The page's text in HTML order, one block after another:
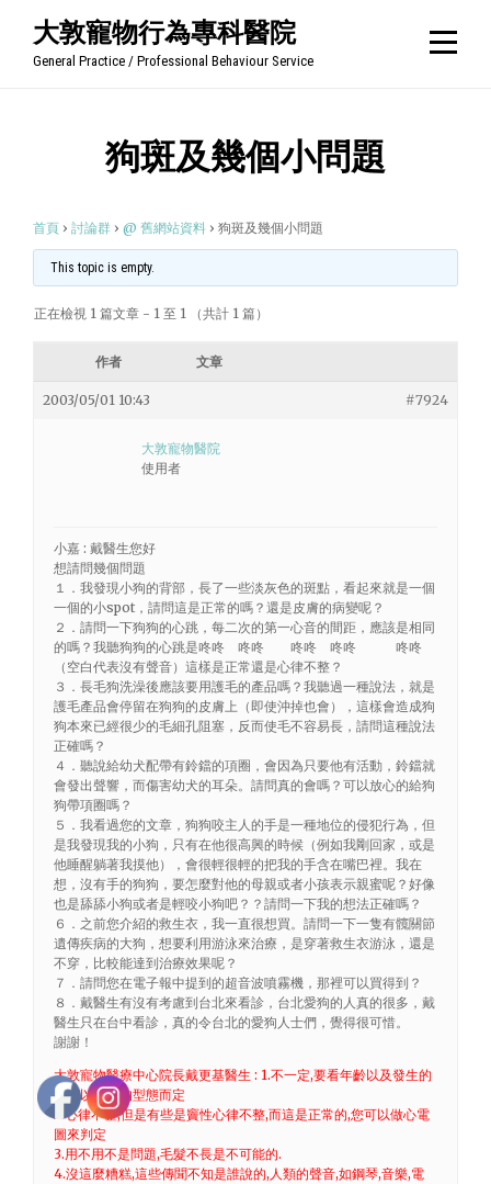
大敦寵物行為專科醫院
General Practice / Professional Behaviour Service
狗斑及幾個小問題
首頁 › 討論群 › @ 舊網站資料 › 狗斑及幾個小問題
This topic is empty.
正在檢視 1 篇文章 - 1 至 1 （共計 1 篇）
作者 文章
2003/05/01 10:43 #7924
大敦寵物醫院
使用者
小嘉 : 戴醫生您好
想請問幾個問題
１．我發現小狗的背部，長了一些淡灰色的斑點，看起來就是一個
一個的小spot，請問這是正常的嗎？還是皮膚的病變呢？
２．請問一下狗狗的心跳，每二次的第一心音的間距，應該是相同
的嗎？我聽狗狗的心跳是咚咚 咚咚 咚咚 咚咚 咚咚
（空白代表沒有聲音）這樣是正常還是心律不整？
３．長毛狗洗澡後應該要用護毛的產品嗎？我聽過一種說法，就是
護毛產品會停留在狗狗的皮膚上（即使沖掉也會），這樣會造成狗
狗本來已經很少的毛細孔阻塞，反而使毛不容易長，請問這種說法
正確嗎？
４．聽說給幼犬配帶有鈴鐺的項圈，會因為只要他有活動，鈴鐺就
會發出聲響，而傷害幼犬的耳朵。請問真的會嗎？可以放心的給狗
狗帶項圈嗎？
５．我看過您的文章，狗狗咬主人的手是一種地位的侵犯行為，但
是我發現我的小狗，只有在他很高興的時候（例如我剛回家，或是
他睡醒躺著我摸他），會很輕很輕的把我的手含在嘴巴裡。我在
想，沒有手的狗狗，要怎麼對他的母親或者小孩表示親蜜呢？好像
也是舔舔小狗或者是輕咬小狗吧？？請問一下我的想法正確嗎？
６．之前您介紹的救生衣，我一直很想買。請問一下一隻有髖關節
遺傳疾病的大狗，想要利用游泳來治療，是穿著救生衣游泳，還是
不穿，比較能達到治療效果呢？
７．請問您在電子報中提到的超音波噴霧機，那裡可以買得到？
８．戴醫生有沒有考慮到台北來看診，台北愛狗的人真的很多，戴
醫生只在台中看診，真的令台北的愛狗人士們，覺得很可惜。
謝謝！
大敦寵物醫療中心院長戴更基醫生 : 1.不一定,要看年齡以及發生的
速度以及它的型態而定
2.心律不整,但是有些是竇性心律不整,而這是正常的,您可以做心電
圖來判定
3.用不用不是問題,毛髮不長是不可能的.
4.沒這麼糟糕,這些傳聞不知是誰說的,人類的聲音,如鋼琴,音樂,電